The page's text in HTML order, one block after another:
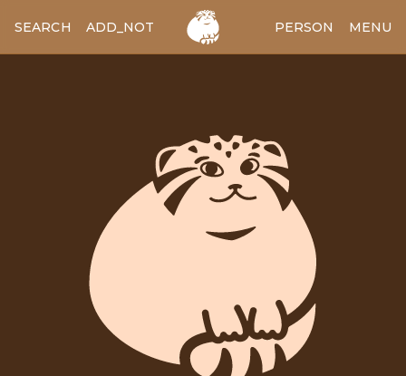
SEARCH ADD_NOTES ADD_IMAGE PERSON MENU